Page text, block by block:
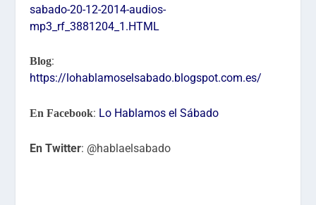
sabado-20-12-2014-audios-
mp3_rf_3881204_1.HTML
Blog:
https://lohablamoselsabado.blogspot.com.es/
En Facebook: Lo Hablamos el Sábado
En Twitter: @hablaelsabado